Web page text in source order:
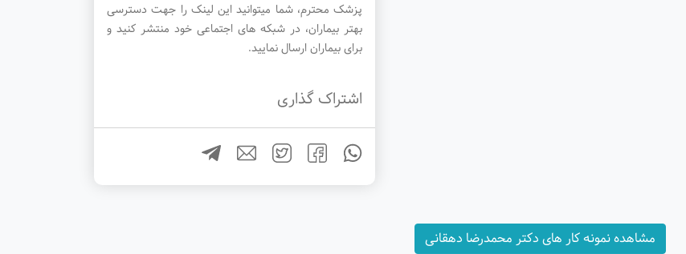
پزشک محترم، شما میتوانید این لینک را جهت دسترسی
بهتر بیماران، در شبکه های اجتماعی خود منتشر کنید و
برای بیماران ارسال نمایید.
اشتراک گذاری
مشاهده نمونه کار های دکتر محمدرضا دهقانی